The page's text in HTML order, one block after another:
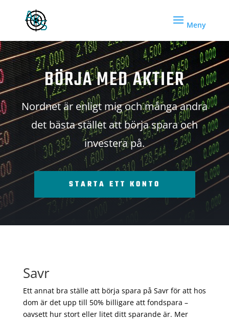
BÖRJA MED AKTIER
Nordnet är enligt mig och många andra
det bästa stället att börja spara och
investera på.
STARTA ETT KONTO
Savr
Ett annat bra ställe att börja spara på Savr för att hos
dom är det upp till 50% billigare att fondspara –
oavsett hur stort eller litet ditt sparande är. Mer